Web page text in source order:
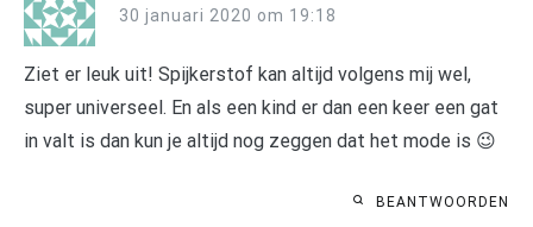
30 januari 2020 om 19:18
Ziet er leuk uit! Spijkerstof kan altijd volgens mij wel,
super universeel. En als een kind er dan een keer een gat
in valt is dan kun je altijd nog zeggen dat het mode is 😉
BEANTWOORDEN